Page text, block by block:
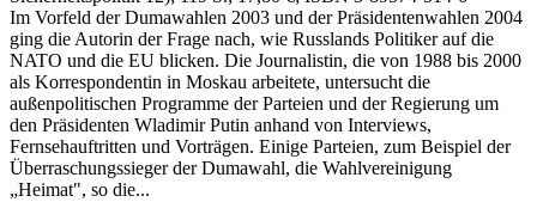
Im Vorfeld der Dumawahlen 2003 und der Präsidentenwahlen 2004
ging die Autorin der Frage nach, wie Russlands Politiker auf die
NATO und die EU blicken. Die Journalistin, die von 1988 bis 2000
als Korrespondentin in Moskau arbeitete, untersucht die
außenpolitischen Programme der Parteien und der Regierung um
den Präsidenten Wladimir Putin anhand von Interviews,
Fernsehauftritten und Vorträgen. Einige Parteien, zum Beispiel der
Überraschungssieger der Dumawahl, die Wahlvereinigung
„Heimat", so die...